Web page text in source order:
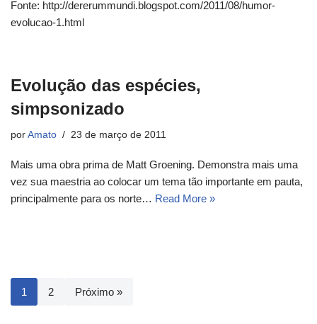
Fonte: http://dererummundi.blogspot.com/2011/08/humor-
evolucao-1.html
Evolução das espécies,
simpsonizado
por Amato 23 de março de 2011
Mais uma obra prima de Matt Groening. Demonstra mais uma
vez sua maestria ao colocar um tema tão importante em pauta,
principalmente para os norte… Read More »
1 2 Próximo »